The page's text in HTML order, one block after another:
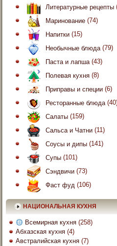
Литературные рецепты
Маринование (74)
Напитки (15)
Необычные блюда (79)
Паста и лапша (43)
Полевая кухня (8)
Приправы и специи (6)
Ресторанные блюда
Салаты (159)
Сальса и Чатни (11)
Соусы и дипы (141)
Супы (101)
Сэндвичи (73)
Фаст фуд (106)
НАЦИОНАЛЬНАЯ КУХНЯ
Всемирная кухня (258)
Абхазская кухня (4)
Австралийская кухня (7)